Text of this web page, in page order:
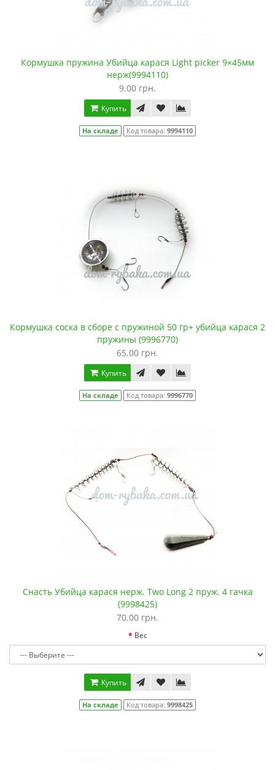
Кормушка пружина Убийца карася Light picker 9×45мм
нерж(9994110)
9.00 грн.
Купить
На складе Код товара: 9994110
Кормушка соска в сборе с пружиной 50 гр+ убийца карася 2
пружины (9996770)
65.00 грн.
Купить
На складе Код товара: 9996770
Снасть Убийца карася нерж. Two Long 2 пруж. 4 гачка
(9998425)
70.00 грн.
Вес
Купить
На складе Код товара: 9998425